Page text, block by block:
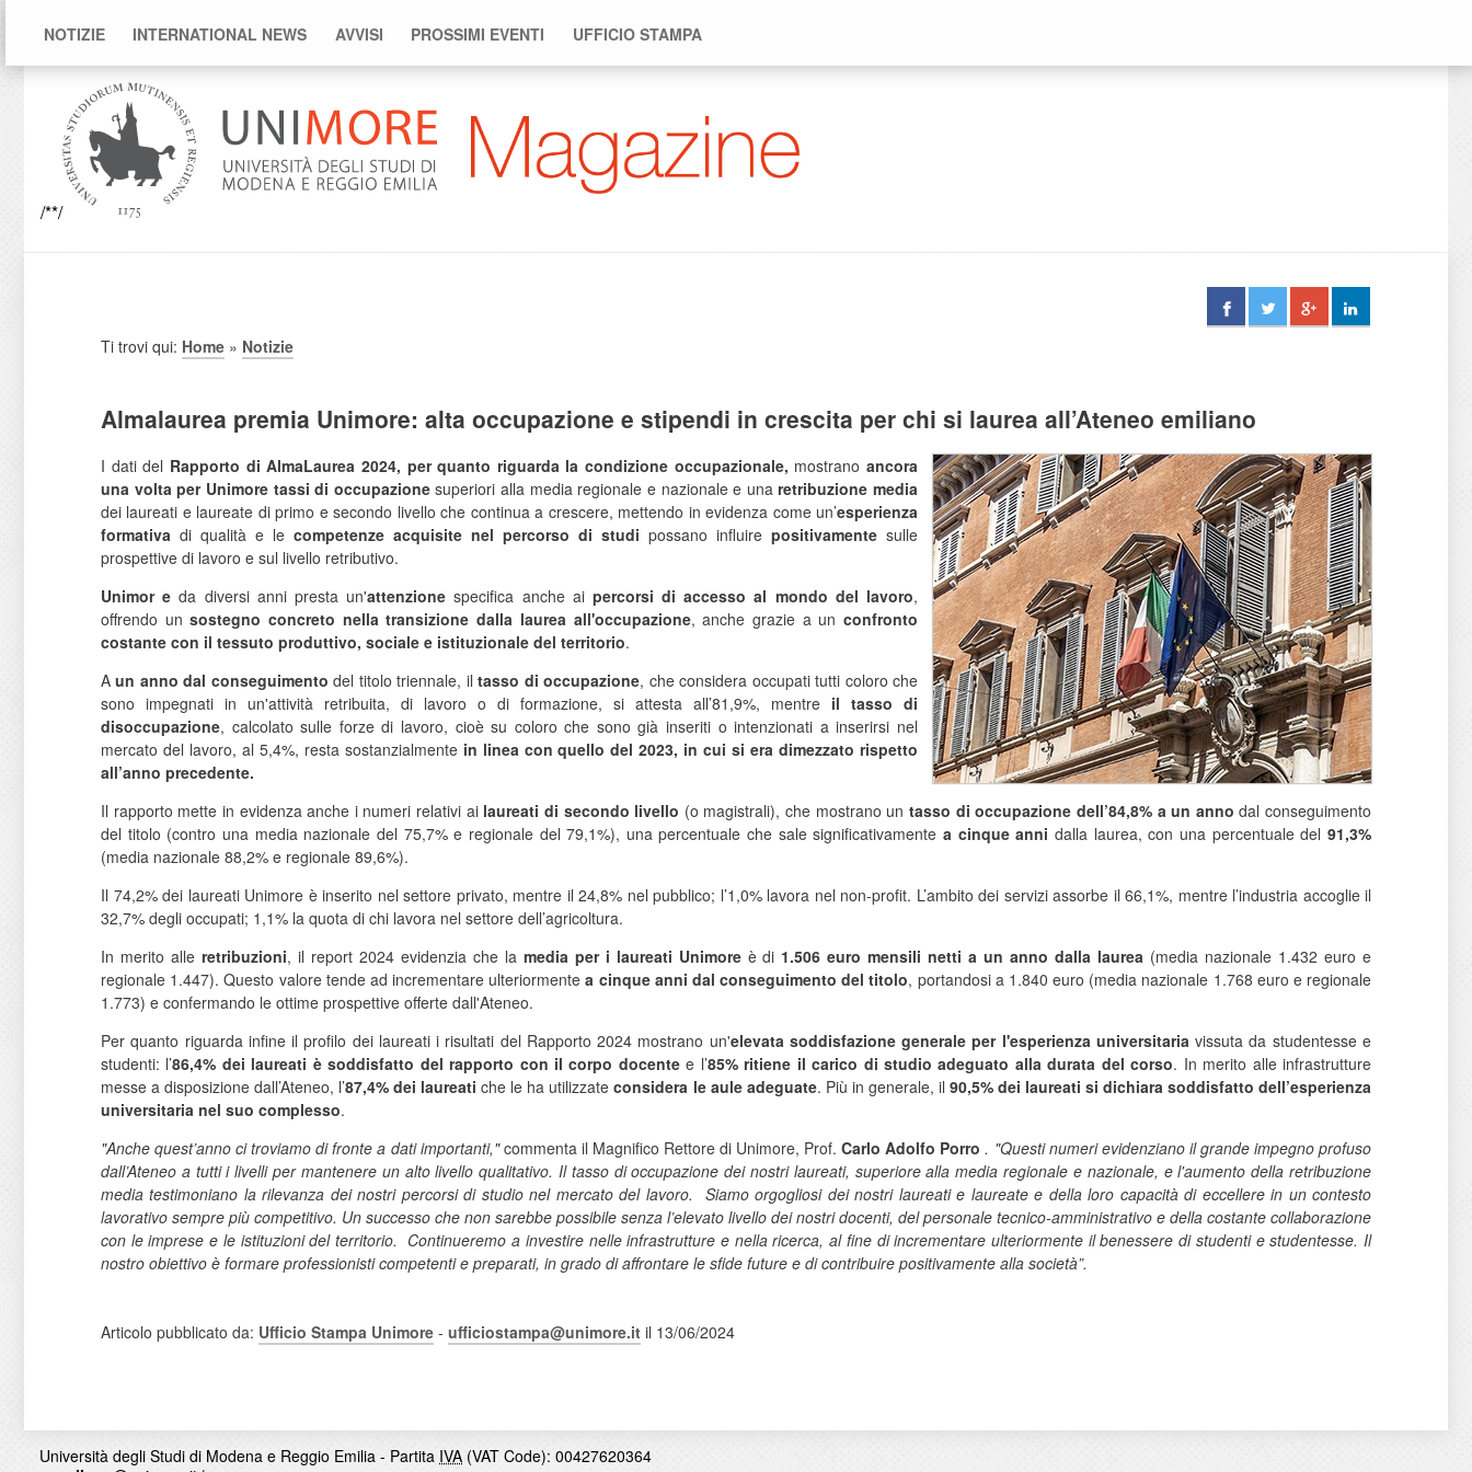
NOTIZIE INTERNATIONAL NEWS AVVISI PROSSIMI EVENTI UFFICIO STAMPA
/**/
Ti trovi qui: Home » Notizie
Almalaurea premia Unimore: alta occupazione e stipendi in crescita per chi si laurea all’Ateneo emiliano
I dati del Rapporto di AlmaLaurea 2024, per quanto riguarda la condizione occupazionale, mostranoancora
una volta per Unimore tassi di occupazionesuperiori alla media regionale e nazionale e unaretribuzione media
dei laureati e laureate di primo e secondo livello che continua a crescere, mettendo in evidenza come un’esperienza
formativa di qualità e le competenze acquisite nel percorso di studi possano influire positivamente sulle
prospettive di lavoro e sul livello retributivo.
Unimor e da diversi anni presta un'attenzionespecifica anche ai percorsi di accesso al mondo del lavoro,
offrendo unsostegno concreto nella transizione dalla laurea all'occupazione, anche grazie a unconfronto
costante con il tessuto produttivo, sociale e istituzionale del territorio.
Aun anno dal conseguimento del titolo triennale, iltasso di occupazione, che considera occupati tutti coloro che
sono impegnati in un'attività retribuita, di lavoro o di formazione, si attesta all’81,9%, mentre il tasso di
disoccupazione, calcolato sulle forze di lavoro, cioè su coloro che sono già inseriti o intenzionati a inserirsi nel
mercato del lavoro, al 5,4%, resta sostanzialmente in linea con quello del 2023, in cui si era dimezzato rispetto
all’anno precedente.
Il rapporto mette in evidenza anche i numeri relativi ai laureati di secondo livello (o magistrali), che mostrano un tasso di occupazione dell’84,8% a un anno dal conseguimento
del titolo (contro una media nazionale del 75,7% e regionale del 79,1%), una percentuale che sale significativamentea cinque anni dalla laurea, con una percentuale del91,3%
(media nazionale 88,2% e regionale 89,6%).
Il 74,2% dei laureati Unimore è inserito nel settore privato, mentre il 24,8% nel pubblico; l’1,0% lavora nel non-profit. L’ambito dei servizi assorbe il 66,1%, mentre l’industria accoglie il
32,7% degli occupati; 1,1% la quota di chi lavora nel settore dell’agricoltura.
In merito alle retribuzioni, il report 2024 evidenzia che la media per i laureati Unimoreè di 1.506 euro mensili netti a un anno dalla laurea (media nazionale 1.432 euro e
regionale 1.447). Questo valore tende ad incrementare ulteriormentea cinque anni dal conseguimento del titolo, portandosi a 1.840 euro (media nazionale 1.768 euro e regionale
1.773) e confermando le ottime prospettive offerte dall'Ateneo.
Per quanto riguarda infine il profilo dei laureati i risultati del Rapporto 2024 mostrano un'elevata soddisfazione generale per l'esperienza universitariavissuta da studentesse e
studenti: l’86,4% dei laureati è soddisfatto del rapporto con il corpo docentee l’85% ritiene il carico di studio adeguato alla durata del corso. In merito alle infrastrutture
messe a disposizione dall’Ateneo, l’87,4% dei laureatiche le ha utilizzateconsidera le aule adeguate. Più in generale, il 90,5% dei laureati si dichiara soddisfatto dell’esperienza
universitaria nel suo complesso.
"Anche quest’anno ci troviamo di fronte a dati importanti,"commenta il Magnifico Rettore di Unimore, Prof.Carlo Adolfo Porro . "Questi numeri evidenziano il grande impegno profuso
dall’Ateneo a tutti i livelli per mantenere un alto livello qualitativo. Il tasso di occupazione dei nostri laureati, superiore alla media regionale e nazionale, e l'aumento della retribuzione
media testimoniano la rilevanza dei nostri percorsi di studio nel mercato del lavoro.
Siamo orgogliosi dei nostri laureati e laureate e della loro capacità di eccellere in un contesto
lavorativo sempre più competitivo. Un successo che non sarebbe possibile senza l’elevato livello dei nostri docenti, del personale tecnico-amministrativo e della costante collaborazione
con le imprese e le istituzioni del territorio. Continueremo a investire nelle infrastrutture e nella ricerca, al fine di incrementare ulteriormente il benessere di studenti e studentesse. Il
nostro obiettivo è formare professionisti competenti e preparati, in grado di affrontare le sfide future e di contribuire positivamente alla società”.
Articolo pubblicato da: Ufficio Stampa Unimore - ufficiostampa@unimore.it il 13/06/2024
Università degli Studi di Modena e Reggio Emilia - Partita IVA (VAT Code): 00427620364